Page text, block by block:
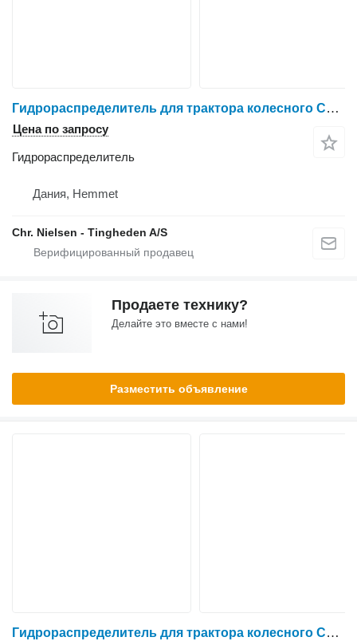
Гидрораспределитель для трактора колесного Case IH Optum 300
Цена по запросу
Гидрораспределитель
Дания, Hemmet
Chr. Nielsen - Tingheden A/S
Продаете технику?
Делайте это вместе с нами!
Разместить объявление
Гидрораспределитель для трактора колесного Case IH Puma 185